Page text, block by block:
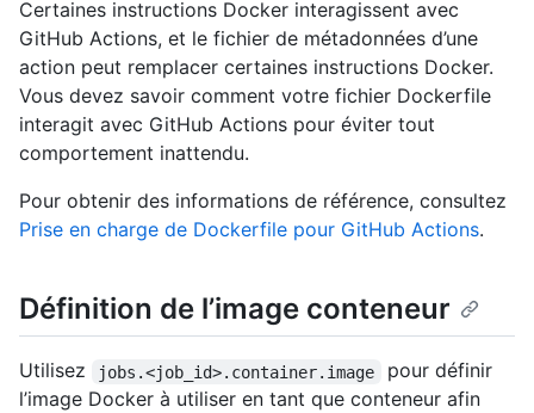
Certaines instructions Docker interagissent avec
GitHub Actions, et le fichier de métadonnées d’une
action peut remplacer certaines instructions Docker.
Vous devez savoir comment votre fichier Dockerfile
interagit avec GitHub Actions pour éviter tout
comportement inattendu.
Pour obtenir des informations de référence, consultez
Prise en charge de Dockerfile pour GitHub Actions.
Définition de l’image conteneur
Utilisez jobs.<job_id>.container.image
pour définir
l’image Docker à utiliser en tant que conteneur afin